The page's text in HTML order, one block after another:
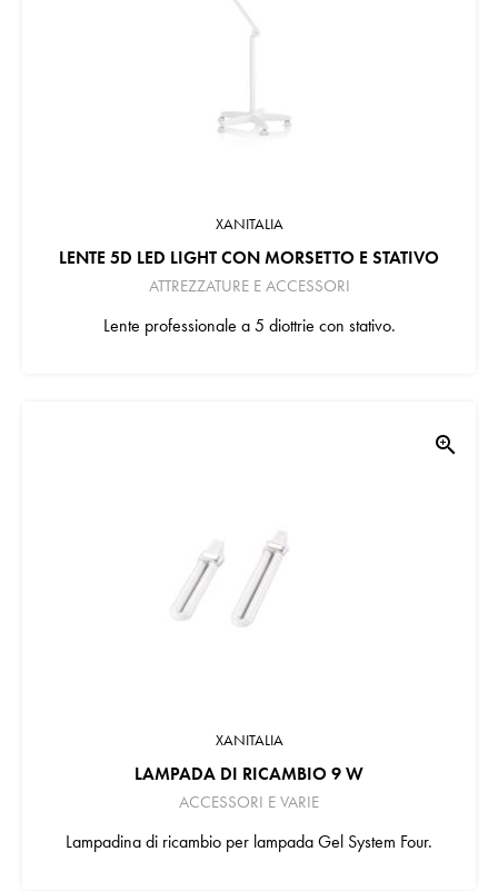
XANITALIA
LENTE 5D LED LIGHT CON MORSETTO E STATIVO
ATTREZZATURE E ACCESSORI
Lente professionale a 5 diottrie con stativo.
zoom_in
XANITALIA
LAMPADA DI RICAMBIO 9 W
ACCESSORI E VARIE
Lampadina di ricambio per lampada Gel System Four.